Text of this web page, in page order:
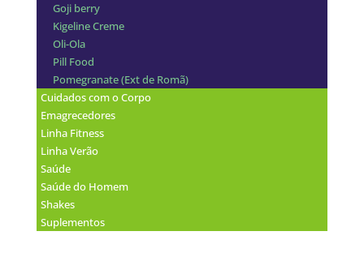
Goji berry
Kigeline Creme
Oli-Ola
Pill Food
Pomegranate (Ext de Romã)
Cuidados com o Corpo
Emagrecedores
Linha Fitness
Linha Verão
Saúde
Saúde do Homem
Shakes
Suplementos